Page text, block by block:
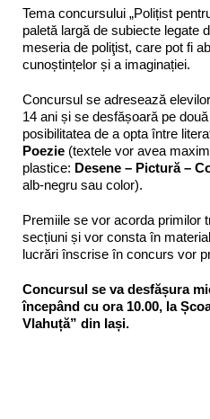
Tema concursului „Polițist
paletă largă de subiecte legate
meseria de poliţist, care pot fi
cunoștințelor și a imaginației.
Concursul se adresează
14 ani și se desfășoară pe
posibilitatea de a opta între
Poezie (textele vor avea
plastice: Desene – Pictură –
alb-negru sau color).
Premiile se vor acorda primilor
secțiuni și vor consta în
lucrări înscrise în concurs vor
Concursul se va desfășura
începând cu ora 10.00, la
Vlahuță” din Iași.